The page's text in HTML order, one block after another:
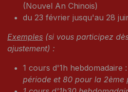
(Nouvel An Chinois)
du 23 février jusqu'au 28
Exemples (si vous participez
ajustement) :
1 cours d'1h hebdomadaire :
période et 80 pour la 2ème